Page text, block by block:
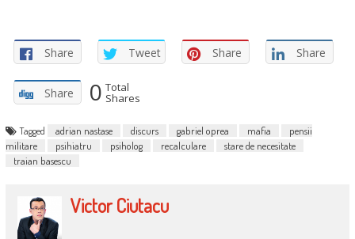
Share Tweet Share Share
Share 0 Total
Shares
Tagged adrian nastase discurs gabriel oprea mafia
pensii
militare
psihiatru psiholog recalculare
stare de necesitate
traian basescu
Victor Ciutacu